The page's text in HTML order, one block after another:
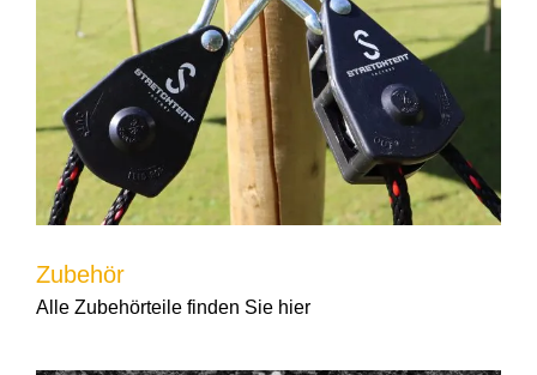
Zubehör
Alle Zubehörteile finden Sie hier